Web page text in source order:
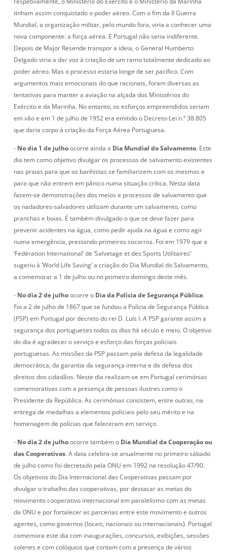
tinham assim conquistado o poder aéreo. Com o fim da II Guerra
Mundial, a organização militar, pelo mundo fora, viria a conhecer uma
nova componente: a força aérea. E Portugal não seria indiferente.
Depois de Major Resende transpor a ideia, o General Humberto
Delgado viria a dar voz à criação de um ramo totalmente dedicado ao
poder aéreo. Mas o processo estaria longe de ser pacífico. Com
argumentos mais emocionais do que racionais, foram diversas as
tentativas para manter a aviação na alçada dos Ministérios do
Exército e da Marinha. No entanto, os esforços empreendidos seriam
em vão e em 1 de julho de 1952 era emitido o Decreto-Lei n.º 38.805
que daria corpo à criação da Força Aérea Portuguesa.
- No dia 1 de julhoocorre ainda o Dia Mundial do Salvamento. Este
dia tem como objetivo divulgar os processos de salvamento existentes
nas praias para que os banhistas se familiarizem com os mesmos e
para que não entrem em pânico numa situação crítica. Nesta data
fazem-se demonstrações dos meios e processos de salvamento que
os nadadores-salvadores utilizam durante um salvamento, como
pranchas e boias. É também divulgado o que se deve fazer para
prevenir acidentes na água, como pedir ajuda na água e como agir
numa emergência, prestando primeiros socorros. Foi em 1979 que a
‘Fedération International’ de ‘Salvetage et des Sports Utilitaires’
sugeriu à ‘World Life Saving’ a criação do Dia Mundial do Salvamento,
a comemorar a 1 de julho ou no primeiro domingo deste mês.
- No dia 2 de julhoocorre o Dia da Polícia de Segurança Pública.
Foi a 2 de julho de 1867 que se fundou a Polícia de Segurança Pública
(PSP) em Portugal por decreto do rei D. Luís I. A PSP garante assim a
segurança dos portugueses todos os dias há século e meio. O objetivo
do dia é agradecer o serviço e esforço das forças policiais
portuguesas. As missões da PSP passam pela defesa da legalidade
democrática, da garantia da segurança interna e da defesa dos
direitos dos cidadãos. Neste dia realizam-se em Portugal cerimónias
comemorativas com a presença de pessoas ilustres como o
Presidente da República. As cerimónias consistem, entre outras, na
entrega de medalhas a elementos policiais pelo seu mérito e na
homenagem de polícias que faleceram em serviço.
- No dia 2 de julhoocorre também o Dia Mundial da Cooperação ou
das Cooperativas. A data celebra-se anualmente no primeiro sábado
de julho como foi decretado pela ONU em 1992 na resolução 47/90.
Os objetivos do Dia Internacional das Cooperativas passam por
divulgar o trabalho das cooperativas, por destacar as metas do
movimento cooperativo internacional em paralelismo com as metas
da ONU e por fortalecer as parcerias entre este movimento e outros
agentes, como governos (locais, nacionais ou internacionais). Portugal
comemora este dia com inaugurações, concursos, exibições, sessões
solenes e com colóquios que contam com a presença de vários